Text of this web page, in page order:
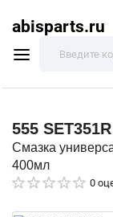
abisparts.ru
555 SET351R
Смазка
400мл
0